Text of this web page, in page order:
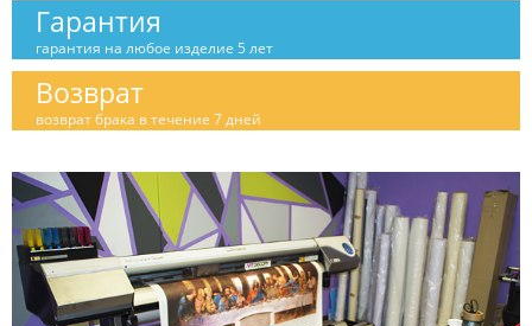
Гарантия
гарантия на любое изделие 5 лет
Возврат
возврат брака в течение 7 дней